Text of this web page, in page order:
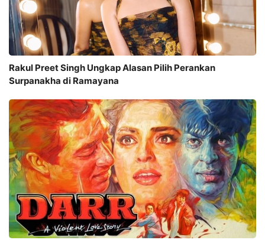
Rakul Preet Singh Ungkap Alasan Pilih Perankan
Surpanakha di Ramayana